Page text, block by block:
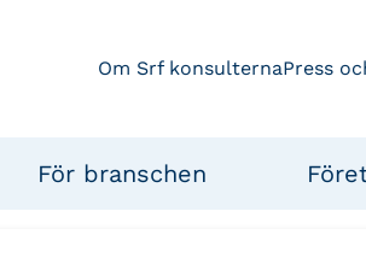
Om Srf konsulternaPress
För branschen